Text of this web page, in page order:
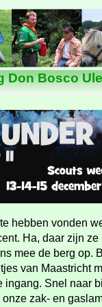
Nieuws
Don Bosco
hebben vonden
Ha, daar zijn ze
mee de berg op.
van Maastricht
Snel naar
zak- en